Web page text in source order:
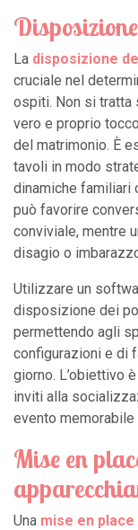
La disposizione
cruciale nel
ospiti. Non si tratta
vero e proprio
del matrimonio. È
tavoli in modo
dinamiche familiari
può favorire
conviviale, mentre
disagio o
Utilizzare un
disposizione dei
permettendo agli
configurazioni e di
giorno. L’obiettivo
inviti alla
evento
Mise en
Una mise en place